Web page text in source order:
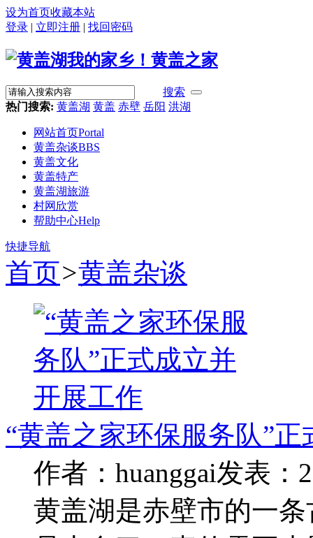
设为首页收藏本站
登录 | 立即注册 | 找回密码
搜索
热门搜索: 黄盖湖 黄盖 赤壁 岳阳 洪湖
网站首页Portal
黄盖杂谈BBS
黄盖文化
黄盖特产
黄盖湖旅游
村网欣赏
帮助中心Help
快捷导航
首页>黄盖杂谈
“黄盖之家环保服务队”
作者：huanggai发表：
黄盖湖是赤壁市的一